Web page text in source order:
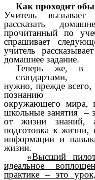
Как проходит
Учитель
рассказать
прочитанный по
спрашивает
учитель
домашнее задание.
Теперь же, в
стандартами,
нужно, прежде всего,
познанию
окружающего мира,
школьные занятия –
от жизни знаний,
подготовка к жизни,
информации и
жизни.
«Высший
идеальное
практике – это